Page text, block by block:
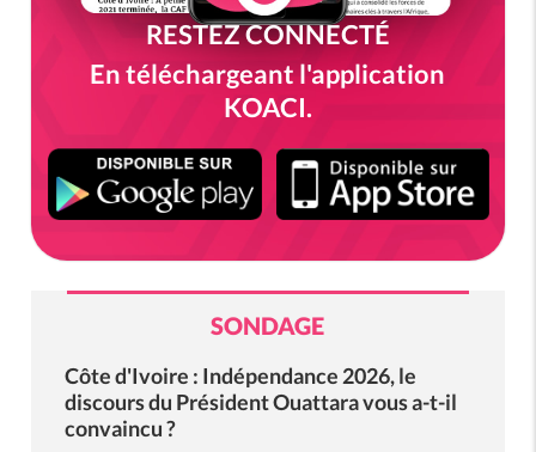
RESTEZ CONNECTÉ
En téléchargeant l'application
KOACI.
SONDAGE
Côte d'Ivoire : Indépendance 2026, le
discours du Président Ouattara vous a-t-il
convaincu ?